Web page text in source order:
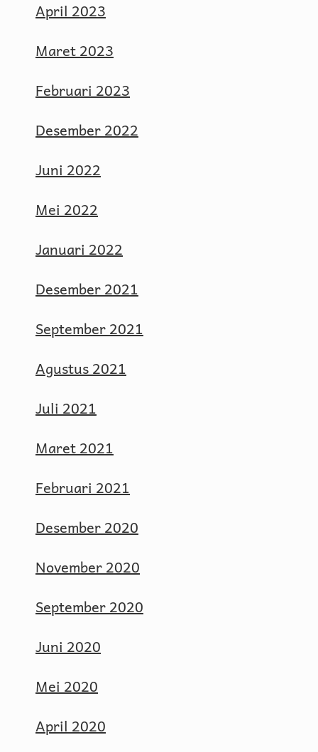
April 2023
Maret 2023
Februari 2023
Desember 2022
Juni 2022
Mei 2022
Januari 2022
Desember 2021
September 2021
Agustus 2021
Juli 2021
Maret 2021
Februari 2021
Desember 2020
November 2020
September 2020
Juni 2020
Mei 2020
April 2020